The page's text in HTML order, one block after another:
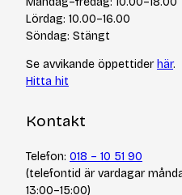
Integritetspolicy
Varumärken
Jobba hos oss
Lördag: 10.00–16.00
Söndag: Stängt
Se avvikande öppettider här.
Hitta hit
Kontakt
Telefon: 018 – 10 51 90
(telefontid är vardagar
13:00–15:00)